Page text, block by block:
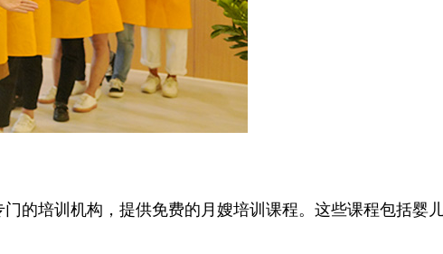
培训机构，提供免费的月嫂培训课程。这些课程包括婴